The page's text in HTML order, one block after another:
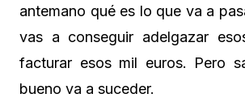
antemano qué es lo que va a
vas a conseguir adelgazar
facturar esos mil euros. Pero
bueno va a suceder.